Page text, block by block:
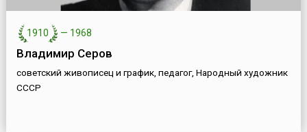
1910 — 1968
Владимир Серов
советский живописец и график, педагог, Народный художник
СССР